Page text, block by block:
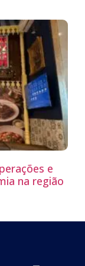
e
na região